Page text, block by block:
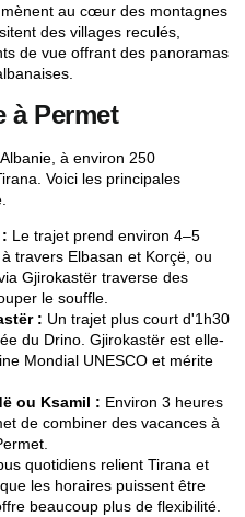
au cœur des montagnes
des villages reculés,
de vue offrant des panoramas
à Permet
à environ 250
Voici les principales
Le trajet prend environ 4–5
travers Elbasan et Korçë, ou
Gjirokastër traverse des
le souffle.
: Un trajet plus court d'1h30
du Drino. Gjirokastër est elle-
Mondial UNESCO et mérite
ou Ksamil : Environ 3 heures
de combiner des vacances à
quotidiens relient Tirana et
les horaires puissent être
beaucoup plus de flexibilité.